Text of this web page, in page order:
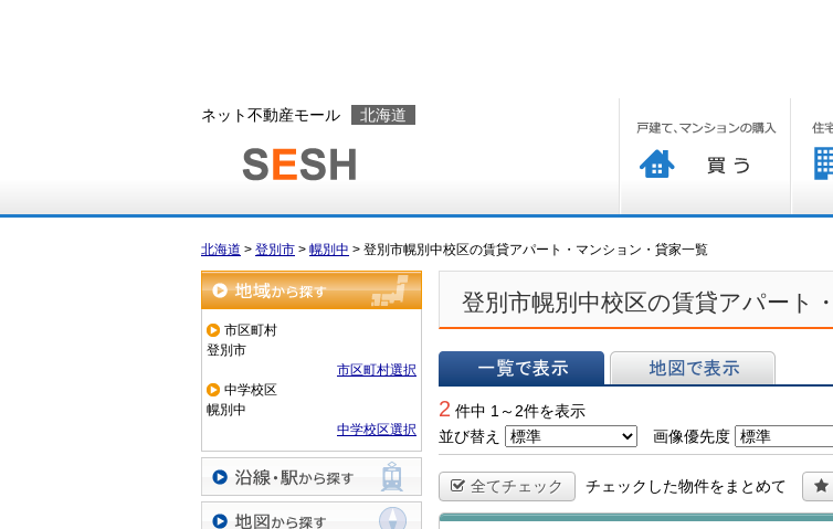
ネット不動産モール 北海道
北海道 > 登別市 > 幌別中 > 登別市幌別中校区の賃貸アパート・マンション・貸家一覧
地域から探す
市区町村
登別市
市区町村選択
中学校区
幌別中
中学校区選択
沿線・駅から探す
登別市幌別中校区の賃貸アパート
2 件中 1～2件を表示
並び替え
画像優先度
全てチェック チェックした物件をまとめて